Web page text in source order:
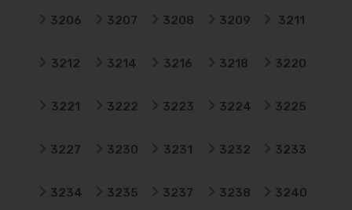
3206 3207 3208 3209 3211
3212 3214 3216 3218 3220
3221 3222 3223 3224 3225
3227 3230 3231 3232 3233
3234 3235 3237 3238 3240